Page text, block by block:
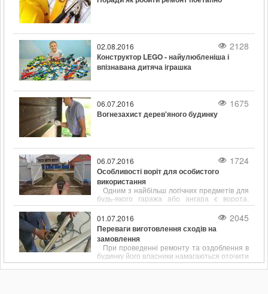
02.08.2016 2128
Конструктор LEGO - найулюбленіша і
впізнавана дитяча іграшка
06.07.2016 1675
Вогнезахист дерев'яного будинку
06.07.2016 1724
Особливості воріт для особистого
використання
Одним з найбільш логічних предметів для
будь-якого гаража або ангара є ворота.
Незважаючи на те, що вибір конструкцій цих
виробів досить обмежений, з кожним днем
покупцям стає все складніше визначитися зі
своєю покупкою.
01.07.2016 2045
Переваги виготовлення сходів на
замовлення
При проведенні ремонту та оздоблення в
будинку його власники намагаються оточити
себе якісними, зручними і функціональними